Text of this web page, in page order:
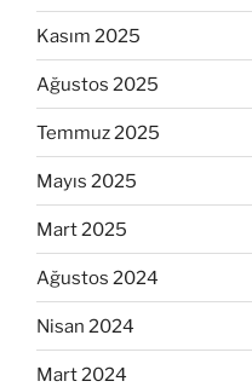
Kasım 2025
Ağustos 2025
Temmuz 2025
Mayıs 2025
Mart 2025
Ağustos 2024
Nisan 2024
Mart 2024